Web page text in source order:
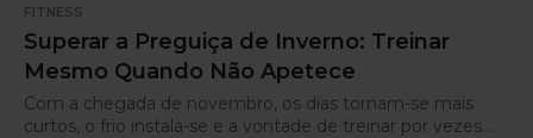
FITNESS
Superar a Preguiça de Inverno: Treinar
Mesmo Quando Não Apetece
Com a chegada de novembro, os dias tornam-se mais
curtos, o frio instala-se e a vontade de treinar por vezes…